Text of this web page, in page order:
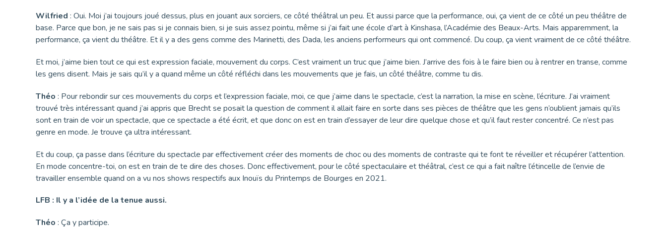
Wilfried : Oui. Moi j’ai toujours joué dessus, plus en jouant aux sorciers, ce côté théâtral un peu. Et aussi parce que la performance, oui, ça vient de ce côté un peu théâtre de
base. Parce que bon, je ne sais pas si je connais bien, si je suis assez pointu, même si j’ai fait une école d’art à Kinshasa, l’Académie des Beaux-Arts. Mais apparemment, la
performance, ça vient du théâtre. Et il y a des gens comme des Marinetti, des Dada, les anciens performeurs qui ont commencé. Du coup, ça vient vraiment de ce côté théâtre.
Et moi, j’aime bien tout ce qui est expression faciale, mouvement du corps. C’est vraiment un truc que j’aime bien. J’arrive des fois à le faire bien ou à rentrer en transe, comme
les gens disent. Mais je sais qu’il y a quand même un côté réfléchi dans les mouvements que je fais, un côté théâtre, comme tu dis.
Théo : Pour rebondir sur ces mouvements du corps et l’expression faciale, moi, ce que j’aime dans le spectacle, c’est la narration, la mise en scène, l’écriture. J’ai vraiment
trouvé très intéressant quand j’ai appris que Brecht se posait la question de comment il allait faire en sorte dans ses pièces de théâtre que les gens n’oublient jamais qu’ils
sont en train de voir un spectacle, que ce spectacle a été écrit, et que donc on est en train d’essayer de leur dire quelque chose et qu’il faut rester concentré. Ce n’est pas
genre en mode. Je trouve ça ultra intéressant.
Et du coup, ça passe dans l’écriture du spectacle par effectivement créer des moments de choc ou des moments de contraste qui te font te réveiller et récupérer l’attention.
En mode concentre-toi, on est en train de te dire des choses. Donc effectivement, pour le côté spectaculaire et théâtral, c’est ce qui a fait naître l’étincelle de l’envie de
travailler ensemble quand on a vu nos shows respectifs aux Inouïs du Printemps de Bourges en 2021.
LFB : Il y a l’idée de la tenue aussi.
Théo : Ça y participe.